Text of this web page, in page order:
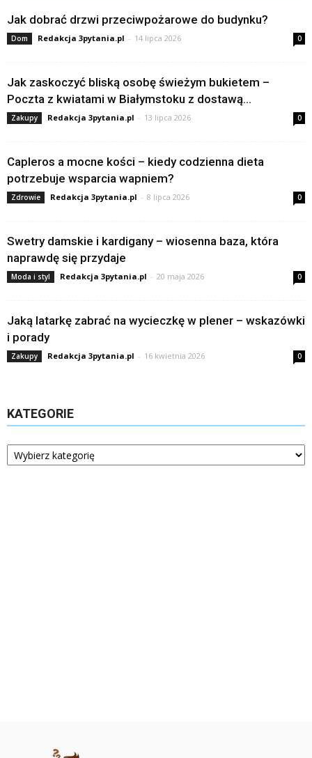
Jak dobrać drzwi przeciwpożarowe do budynku?
Dom Redakcja 3pytania.pl - 14 lipca 2026 0
Jak zaskoczyć bliską osobę świeżym bukietem –
Poczta z kwiatami w Białymstoku z dostawą...
Zakupy Redakcja 3pytania.pl - 13 lipca 2026 0
Capleros a mocne kości – kiedy codzienna dieta
potrzebuje wsparcia wapniem?
Zdrowie Redakcja 3pytania.pl - 8 lipca 2026 0
Swetry damskie i kardigany – wiosenna baza, która
naprawdę się przydaje
Moda i styl Redakcja 3pytania.pl - 20 maja 2026 0
Jaką latarkę zabrać na wycieczkę w plener – wskazówki
i porady
Zakupy Redakcja 3pytania.pl - 16 kwietnia 2026 0
KATEGORIE
Kategorie